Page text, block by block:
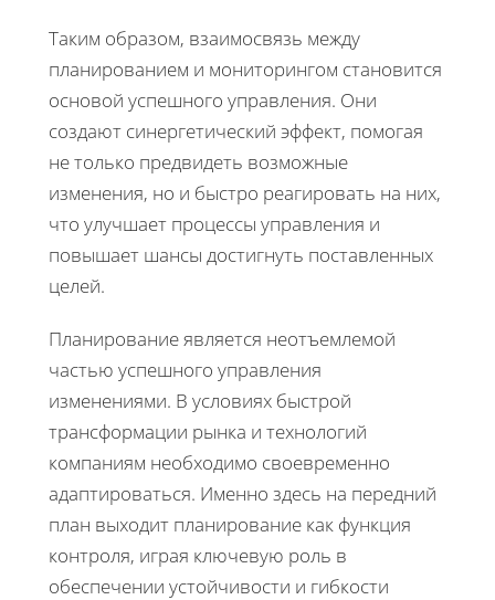
Таким образом, взаимосвязь между
планированием и мониторингом становится
основой успешного управления. Они
создают синергетический эффект, помогая
не только предвидеть возможные
изменения, но и быстро реагировать на них,
что улучшает процессы управления и
повышает шансы достигнуть поставленных
целей.
Планирование является неотъемлемой
частью успешного управления
изменениями. В условиях быстрой
трансформации рынка и технологий
компаниям необходимо своевременно
адаптироваться. Именно здесь на передний
план выходит планирование как функция
контроля, играя ключевую роль в
обеспечении устойчивости и гибкости